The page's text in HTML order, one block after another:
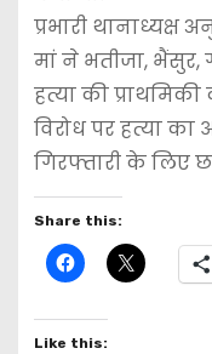
प्रभारी
मां ने भतीजा,
हत्या की प्राथमिकी
विरोध पर हत्या का
गिरफ्तारी के लिए
Share this:
Like this: